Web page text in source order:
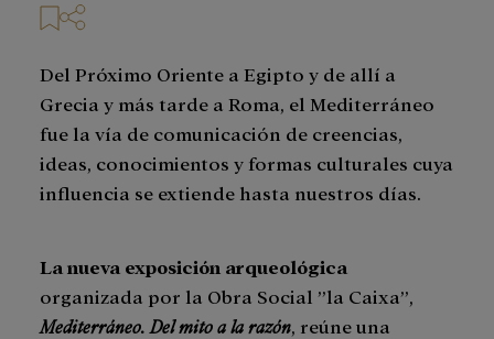
Del Próximo Oriente a Egipto y de allí a
Grecia y más tarde a Roma, el Mediterráneo
fue la vía de comunicación de creencias,
ideas, conocimientos y formas culturales cuya
influencia se extiende hasta nuestros días.
La nueva exposición arqueológica
organizada por la Obra Social ”la Caixa”,
Mediterráneo. Del mito a la razón, reúne una